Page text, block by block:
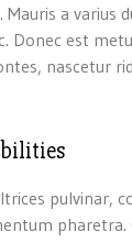
a varius
est
nascetur
pulvinar,